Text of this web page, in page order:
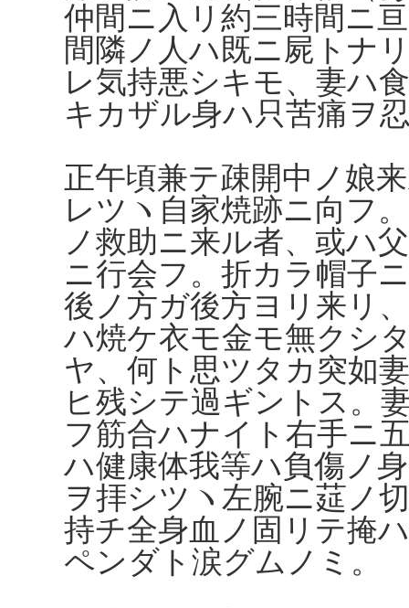
仲間ニ入リ約三時間ニ
間隣ノ人ハ既ニ屍トナ
レ気持悪シキモ、妻ハ
キカザル身ハ只苦痛ヲ
正午頃兼テ疎開中ノ娘
レツヽ自家焼跡ニ向フ
ノ救助ニ来ル者、或ハ
ニ行会フ。折カラ帽子
後ノ方ガ後方ヨリ来リ
ハ焼ケ衣モ金モ無クシ
ヤ、何ト思ツタカ突如
ヒ残シテ過ギントス。
フ筋合ハナイト右手ニ
ハ健康体我等ハ負傷ノ
ヲ拝シツヽ左腕ニ莚ノ
持チ全身血ノ固リテ掩
ペンダト涙グムノミ。